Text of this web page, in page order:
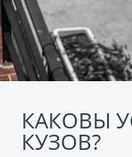
КАКОВЫ
КУЗОВ?